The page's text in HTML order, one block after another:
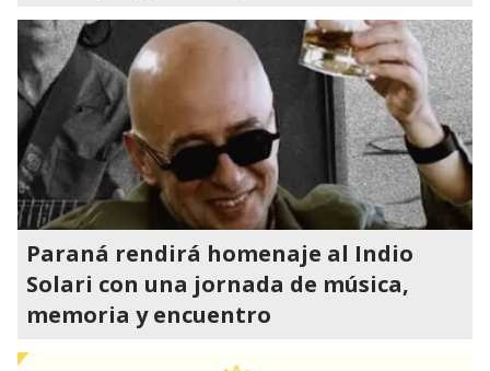
Paraná rendirá homenaje al Indio
Solari con una jornada de música,
memoria y encuentro